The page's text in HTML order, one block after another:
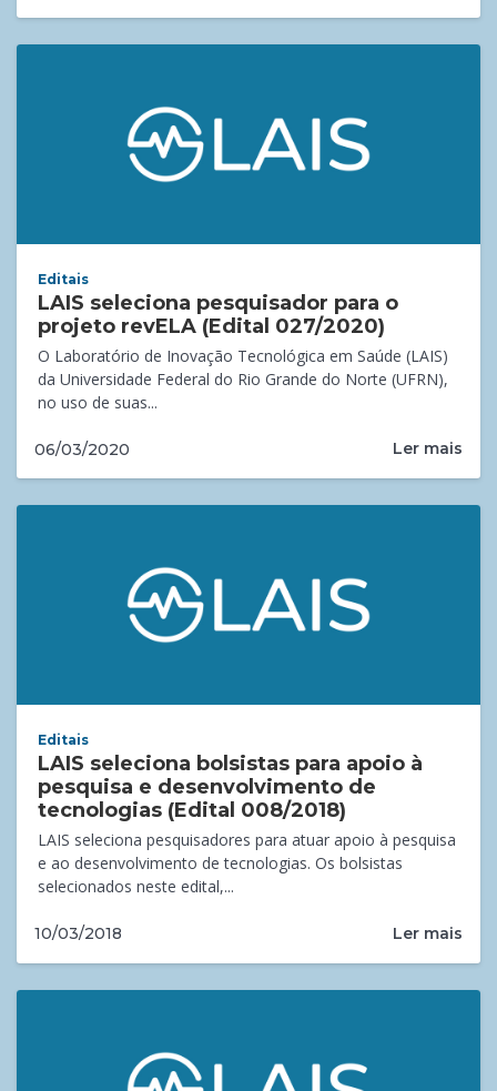
Editais
LAIS seleciona pesquisador para o
projeto revELA (Edital 027/2020)
O Laboratório de Inovação Tecnológica em Saúde (LAIS)
da Universidade Federal do Rio Grande do Norte (UFRN),
no uso de suas...
06/03/2020 Ler mais
Editais
LAIS seleciona bolsistas para apoio à
pesquisa e desenvolvimento de
tecnologias (Edital 008/2018)
LAIS seleciona pesquisadores para atuar apoio à pesquisa
e ao desenvolvimento de tecnologias. Os bolsistas
selecionados neste edital,...
10/03/2018 Ler mais